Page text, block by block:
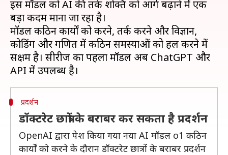
इस मॉडल को AI की तर्क शक्ति को आगे बढ़ाने में एक
बड़ा कदम माना जा रहा है।
मॉडल कठिन कार्यों को करने, तर्क करने और विज्ञान,
कोडिंग और गणित में कठिन समस्याओं को हल करने में
सक्षम है। सीरीज का पहला मॉडल अब ChatGPT और
प्रदर्शन
डॉक्टरेट छात्रों के बराबर कर सकता है प्रदर्शन
OpenAI द्वारा पेश किया गया नया AI मॉडल o1 कठिन
कार्यों को करने के दौरान डॉक्टरेट छात्रों के बराबर प्रदर्शन